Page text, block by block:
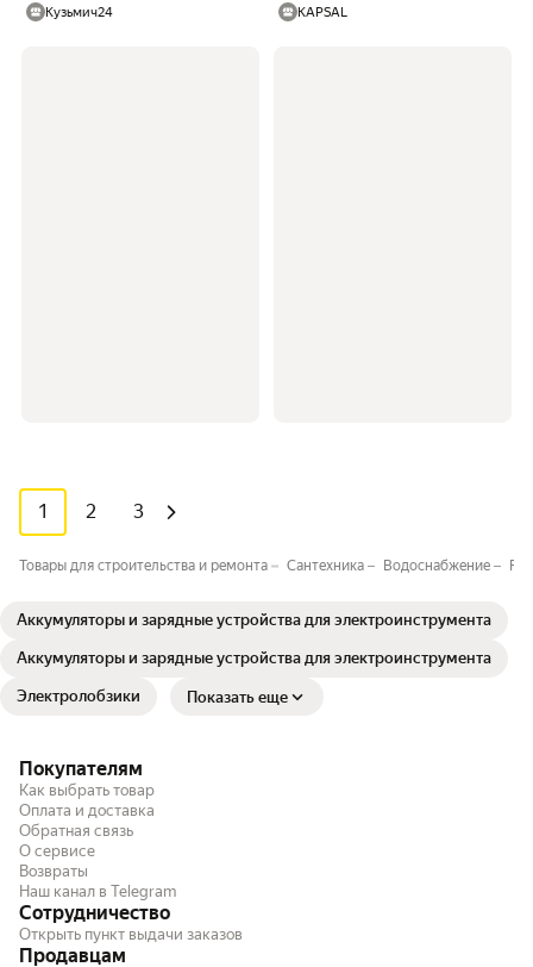
Кузьмич24
KAPSAL
1 2 3
Товары для строительства и ремонта Сантехника Водоснабжение
Аккумуляторы и зарядные устройства для электроинструмента
Аккумуляторы и зарядные устройства для электроинструмента
Электролобзики Показать еще
Покупателям
Как выбрать товар
Оплата и доставка
Обратная связь
О сервисе
Возвраты
Наш канал в Telegram
Сотрудничество
Открыть пункт выдачи заказов
Продавцам